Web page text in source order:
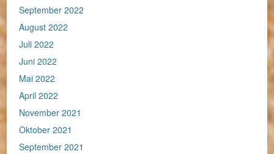
September 2022
August 2022
Juli 2022
Juni 2022
Mai 2022
April 2022
November 2021
Oktober 2021
September 2021